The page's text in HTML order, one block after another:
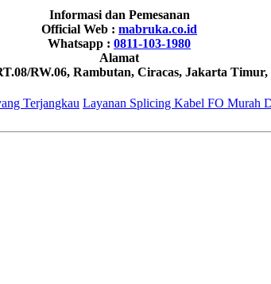
Informasi dan Pemesanan
Official Web : mabruka.co.id
Whatsapp : 0811-103-1980
Alamat
RW.06, Rambutan, Ciracas, Jakarta
Terjangkau Layanan Splicing Kabel FO Murah